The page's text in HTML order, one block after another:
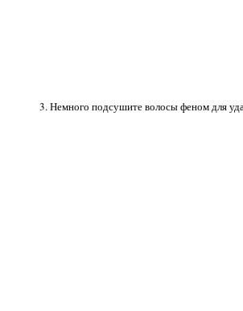
3. Немного подсушите волосы феном для